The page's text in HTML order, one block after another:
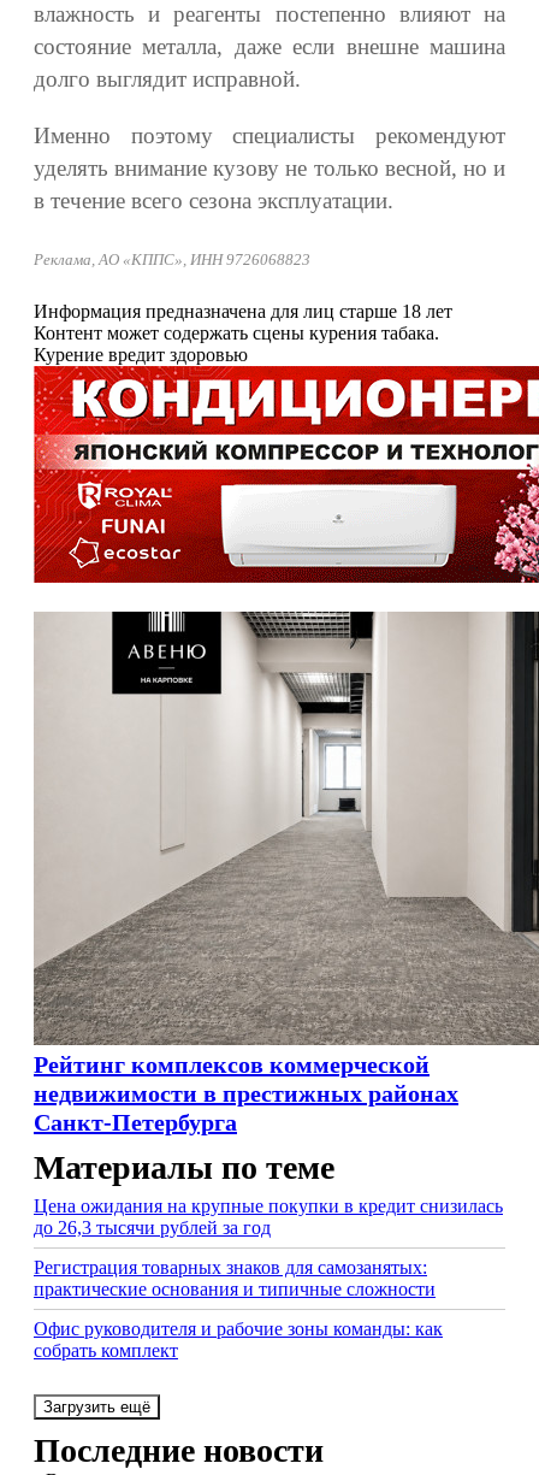
влажность и реагенты постепенно влияют на
состояние металла, даже если внешне машина
долго выглядит исправной.
Именно поэтому специалисты рекомендуют
уделять внимание кузову не только весной, но и
в течение всего сезона эксплуатации.
Реклама, АО «КППС», ИНН 9726068823
Информация предназначена для лиц старше 18 лет
Контент может содержать сцены курения табака.
Курение вредит здоровью
Рейтинг комплексов коммерческой
недвижимости в престижных районах
Санкт-Петербурга
Материалы по теме
Цена ожидания на крупные покупки в кредит снизилась
до 26,3 тысячи рублей за год
Регистрация товарных знаков для самозанятых:
практические основания и типичные сложности
Офис руководителя и рабочие зоны команды: как
собрать комплект
Загрузить ещё
Последние новости